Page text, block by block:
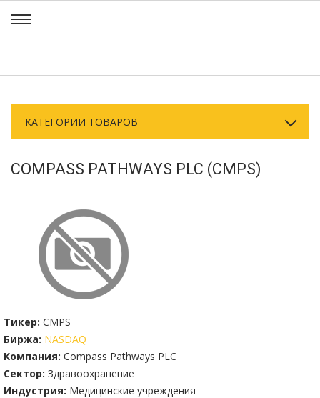
КАТЕГОРИИ ТОВАРОВ
COMPASS PATHWAYS PLC (CMPS)
Тикер: CMPS
Биржа: NASDAQ
Компания: Compass Pathways PLC
Сектор: Здравоохранение
Индустрия: Медицинские учреждения